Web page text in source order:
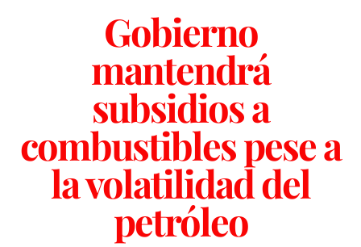
Gobierno
mantendrá
subsidios a
combustibles pese a
la volatilidad del
petróleo